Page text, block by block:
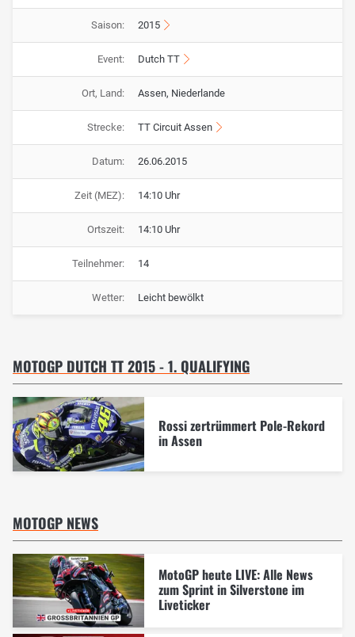
Saison: 2015
Event: Dutch TT
Ort, Land: Assen, Niederlande
Strecke: TT Circuit Assen
Datum: 26.06.2015
Zeit (MEZ): 14:10 Uhr
Ortszeit: 14:10 Uhr
Teilnehmer: 14
Wetter: Leicht bewölkt
MOTOGP DUTCH TT 2015 - 1. QUALIFYING
Rossi zertrümmert Pole-Rekord
in Assen
MOTOGP NEWS
MotoGP heute LIVE: Alle News
zum Sprint in Silverstone im
Liveticker